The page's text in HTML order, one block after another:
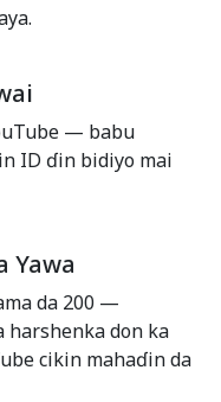
— babu
ID ɗin bidiyo mai
Yawa
da 200 —
harshenka don ka
cikin mahaɗin da